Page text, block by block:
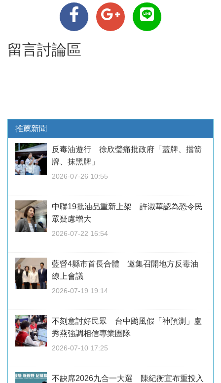
留言討論區
推薦新聞
反毒油遊行 徐欣瑩痛批政府「蓋牌、擋箭
牌、抹黑牌」
2026-07-26 10:55
中聯19批油品重新上架 許淑華認為恐令民
眾疑慮增大
2026-07-22 16:54
藍營4縣市首長合體 邀集召開地方反毒油
線上會議
2026-07-19 19:14
不刻意討好民眾 台中颱風假「神預測」盧
秀燕強調相信專業團隊
2026-07-10 17:25
不缺席2026九合一大選 陳紀衡宣布重投入